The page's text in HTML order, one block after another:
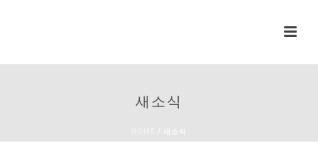
새소식
/ 새소식